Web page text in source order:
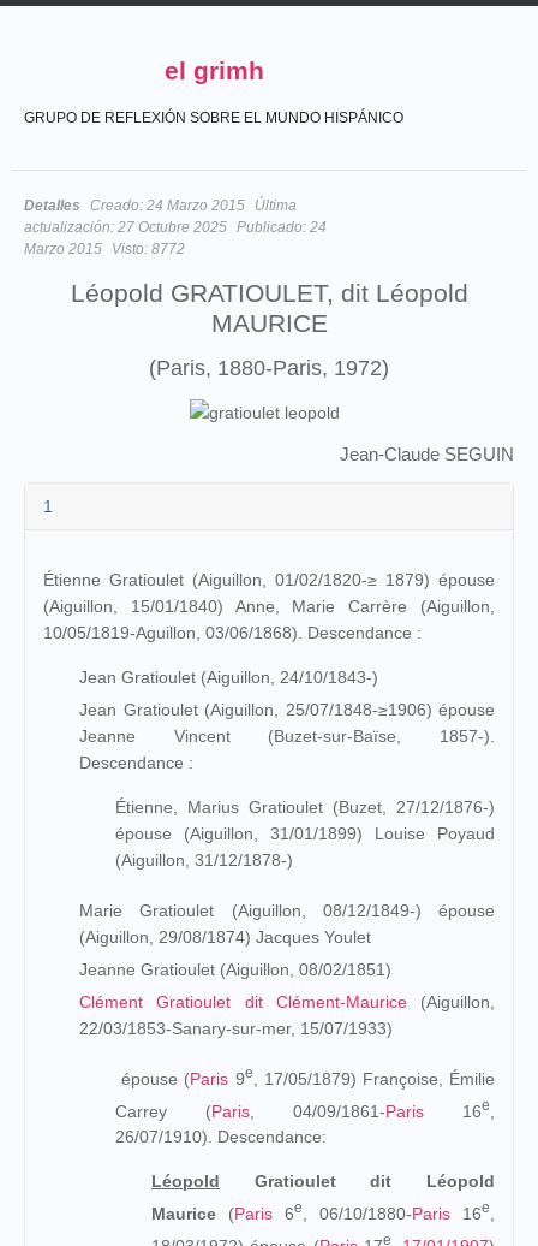
el grimh
GRUPO DE REFLEXIÓN SOBRE EL MUNDO HISPÁNICO
Detalles Creado: 24 Marzo 2015
Última
actualización: 27 Octubre 2025 Publicado: 24
Marzo 2015
Visto: 8772
Léopold GRATIOULET, dit Léopold
MAURICE
(Paris, 1880-Paris, 1972)
Jean-Claude SEGUIN
1
Étienne Gratioulet (Aiguillon, 01/02/1820-≥ 1879) épouse
(Aiguillon, 15/01/1840) Anne, Marie Carrère (Aiguillon,
10/05/1819-Aguillon, 03/06/1868). Descendance :
Jean Gratioulet (Aiguillon, 24/10/1843-)
Jean Gratioulet (Aiguillon, 25/07/1848-≥1906) épouse
Jeanne Vincent (Buzet-sur-Baïse, 1857-).
Descendance :
Étienne, Marius Gratioulet (Buzet, 27/12/1876-)
épouse (Aiguillon, 31/01/1899) Louise Poyaud
(Aiguillon, 31/12/1878-)
Marie Gratioulet (Aiguillon, 08/12/1849-) épouse
(Aiguillon, 29/08/1874) Jacques Youlet
Jeanne Gratioulet (Aiguillon, 08/02/1851)
Clément Gratioulet dit Clément-Maurice(Aiguillon,
22/03/1853-Sanary-sur-mer, 15/07/1933)
épouse (Paris 9e
, 17/05/1879) Françoise, Émilie
Carrey (Paris , 04/09/1861-Paris 16e
26/07/1910). Descendance:
Léopold Gratioulet dit Léopold
Maurice (Paris 6e , 06/10/1880-Paris 16e
e